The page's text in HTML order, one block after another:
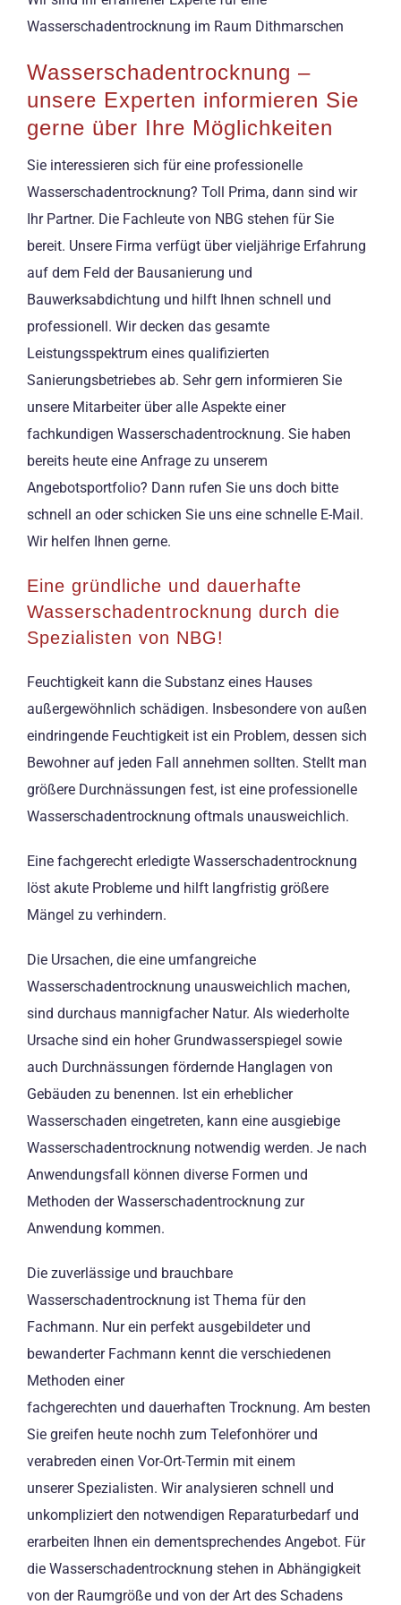
Wasserschadentrocknung im Raum Dithmarschen
Wasserschadentrocknung –
unsere Experten informieren Sie
gerne über Ihre Möglichkeiten
Sie interessieren sich für eine professionelle
Wasserschadentrocknung? Toll Prima, dann sind wir
Ihr Partner. Die Fachleute von NBG stehen für Sie
bereit. Unsere Firma verfügt über vieljährige Erfahrung
auf dem Feld der Bausanierung und
Bauwerksabdichtung und hilft Ihnen schnell und
professionell. Wir decken das gesamte
Leistungsspektrum eines qualifizierten
Sanierungsbetriebes ab. Sehr gern informieren Sie
unsere Mitarbeiter über alle Aspekte einer
fachkundigen Wasserschadentrocknung. Sie haben
bereits heute eine Anfrage zu unserem
Angebotsportfolio? Dann rufen Sie uns doch bitte
schnell an oder schicken Sie uns eine schnelle E-Mail.
Wir helfen Ihnen gerne.
Eine gründliche und dauerhafte
Wasserschadentrocknung durch die
Spezialisten von NBG!
Feuchtigkeit kann die Substanz eines Hauses
außergewöhnlich schädigen. Insbesondere von außen
eindringende Feuchtigkeit ist ein Problem, dessen sich
Bewohner auf jeden Fall annehmen sollten. Stellt man
größere Durchnässungen fest, ist eine professionelle
Wasserschadentrocknung oftmals unausweichlich.
Eine fachgerecht erledigte Wasserschadentrocknung
löst akute Probleme und hilft langfristig größere
Mängel zu verhindern.
Die Ursachen, die eine umfangreiche
Wasserschadentrocknung unausweichlich machen,
sind durchaus mannigfacher Natur. Als wiederholte
Ursache sind ein hoher Grundwasserspiegel sowie
auch Durchnässungen fördernde Hanglagen von
Gebäuden zu benennen. Ist ein erheblicher
Wasserschaden eingetreten, kann eine ausgiebige
Wasserschadentrocknung notwendig werden. Je nach
Anwendungsfall können diverse Formen und
Methoden der Wasserschadentrocknung zur
Anwendung kommen.
Die zuverlässige und brauchbare
Wasserschadentrocknung ist Thema für den
Fachmann. Nur ein perfekt ausgebildeter und
bewanderter Fachmann kennt die verschiedenen
Methoden einer
fachgerechten und dauerhaften Trocknung. Am besten
Sie greifen heute nochh zum Telefonhörer und
verabreden einen Vor-Ort-Termin mit einem
unserer Spezialisten. Wir analysieren schnell und
unkompliziert den notwendigen Reparaturbedarf und
erarbeiten Ihnen ein dementsprechendes Angebot. Für
die Wasserschadentrocknung stehen in Abhängigkeit
von der Raumgröße und von der Art des Schadens